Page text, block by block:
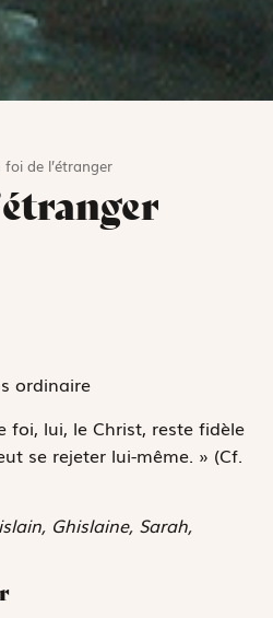
foi de l’étranger
ordinaire
foi, lui, le Christ, reste fidèle
se rejeter lui-même. » (Cf.
Ghislaine, Sarah,